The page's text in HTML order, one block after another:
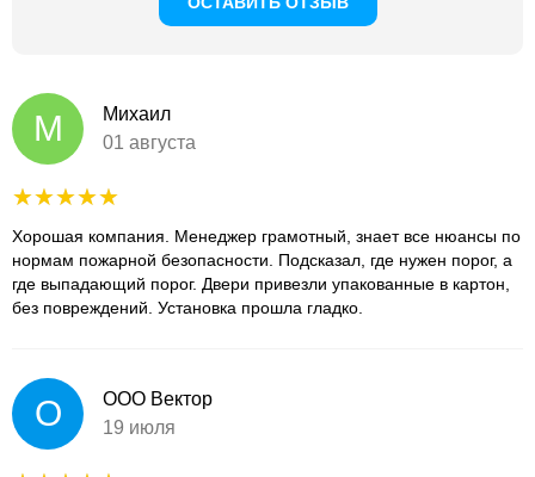
М
Михаил
01 августа
Хорошая компания. Менеджер грамотный, знает все нюансы по
нормам пожарной безопасности. Подсказал, где нужен порог, а
где выпадающий порог. Двери привезли упакованные в картон,
без повреждений. Установка прошла гладко.
О
ООО Вектор
19 июля